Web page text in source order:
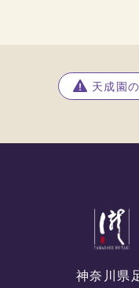
天成園
神奈川県